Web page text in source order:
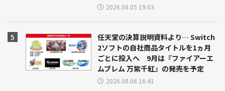
2026.08.05 19:03
任天堂の決算説明資料より… Switch
2ソフトの自社商品タイトルを1ヵ月
ごとに投入へ 9月は『ファイアーエ
ムブレム 万紫千紅』の発売を予定
2026.08.06 16:41